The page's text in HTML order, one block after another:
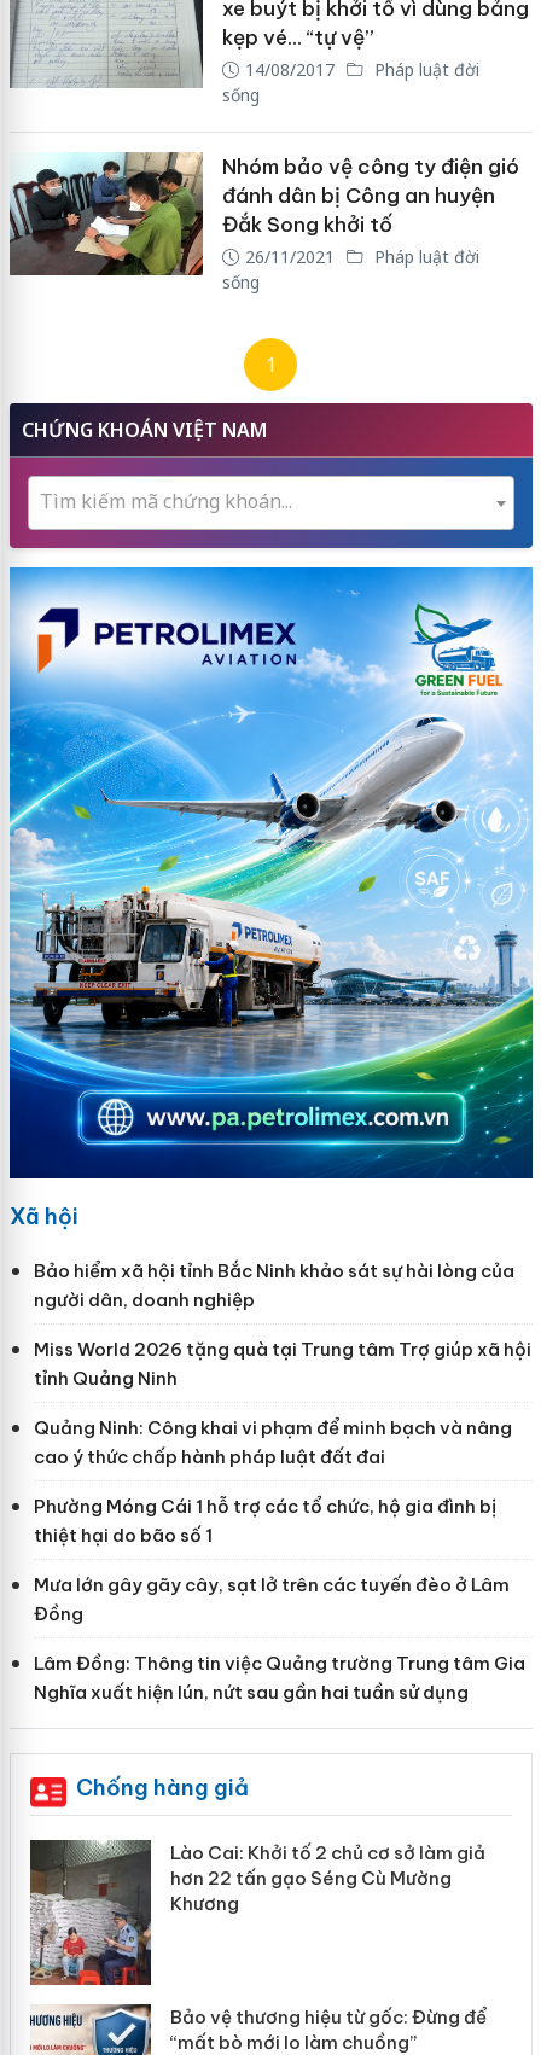
xe buýt bị khởi tố vì dùng bảng
kẹp vé… “tự vệ”
14/08/2017
Pháp luật đời
sống
Nhóm bảo vệ công ty điện gió
đánh dân bị Công an huyện
Đắk Song khởi tố
26/11/2021
Pháp luật đời
sống
1
CHỨNG KHOÁN VIỆT NAM
Tìm kiếm mã chứng khoán...
Xã hội
Bảo hiểm xã hội tỉnh Bắc Ninh khảo sát sự hài lòng của
người dân, doanh nghiệp
Miss World 2026 tặng quà tại Trung tâm Trợ giúp xã hội
tỉnh Quảng Ninh
Quảng Ninh: Công khai vi phạm để minh bạch và nâng
cao ý thức chấp hành pháp luật đất đai
Phường Móng Cái 1 hỗ trợ các tổ chức, hộ gia đình bị
thiệt hại do bão số 1
Mưa lớn gây gãy cây, sạt lở trên các tuyến đèo ở Lâm
Đồng
Lâm Đồng: Thông tin việc Quảng trường Trung tâm Gia
Nghĩa xuất hiện lún, nứt sau gần hai tuần sử dụng
Chống hàng giả
Lào Cai: Khởi tố 2 chủ cơ sở làm giả
hơn 22 tấn gạo Séng Cù Mường
Khương
Bảo vệ thương hiệu từ gốc: Đừng để
“mất bò mới lo làm chuồng”